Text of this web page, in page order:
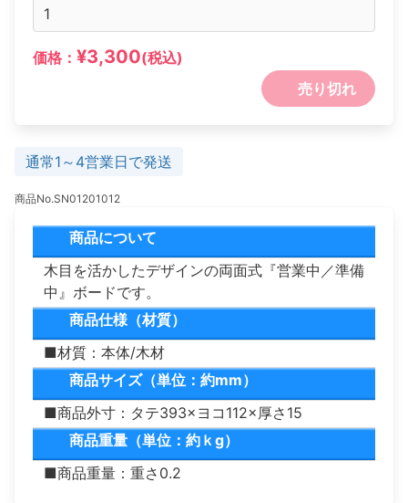
価格： ¥3,300(税込)
売り切れ
通常1～4営業日で発送
商品No.SN01201012
商品について
木目を活かしたデザインの両面式『営業中／準備
中』ボードです。
商品仕様（材質）
■材質：本体/木材
商品サイズ（単位：約mm）
■商品外寸：タテ393×ヨコ112×厚さ15
商品重量（単位：約ｋg）
■商品重量：重さ0.2